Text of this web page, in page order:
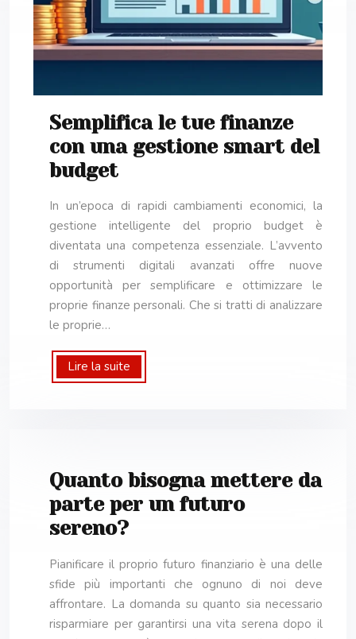
Semplifica le tue finanze
con una gestione smart del
budget
In un’epoca di rapidi cambiamenti economici, la
gestione intelligente del proprio budget è
diventata una competenza essenziale. L’avvento
di strumenti digitali avanzati offre nuove
opportunità per semplificare e ottimizzare le
proprie finanze personali. Che si tratti di analizzare
le proprie…
Lire la suite
Quanto bisogna mettere da
parte per un futuro
sereno?
Pianificare il proprio futuro finanziario è una delle
sfide più importanti che ognuno di noi deve
affrontare. La domanda su quanto sia necessario
risparmiare per garantirsi una vita serena dopo il